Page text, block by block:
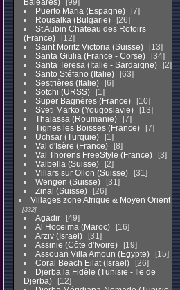
Baléares)
99
Puerto Maria (Espagne)
7
Rousalka (Bulgarie)
26
St Aubin Chateau des Rotoirs
(France)
12
Saint Moritz Victoria (Suisse)
13
Santa Giulia (France - Corse)
34
Santa Teresa (Italie - Sardaigne)
2
Santo Stéfano (Italie)
63
Sestrières (Italie)
6
Sotchi (URSS)
1
Super Bagnères (France)
10
Sveti Marko (Yougoslavie)
13
Thalassa (Roumanie)
7
Tignes les Boisses (France)
7
Uchsar (Turquie)
1
Val d'Isère (France)
8
Val Thorens FreeStyle (France)
3
Valbella (Suisse)
2
Villars sur Ollon (Suisse)
31
Wengen (Suisse)
31
Zinal (Suisse)
26
Villages zone Afrique & Moyen Orient
332
Agadir
49
Al Hoceima (Maroc)
16
Arziv (Israel)
31
Assinie (Côte d'Ivoire)
19
Assouan Villa Amoun (Egypte)
15
Coral Beach Eilat (Israel)
26
Djerba la Fidèle (Tunisie - Ile de
Djerba)
12